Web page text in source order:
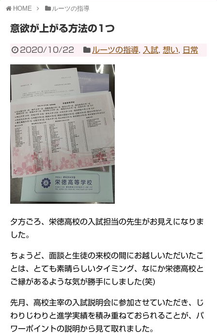
HOME ルーツの指導
意欲が上がる方法の1つ
2020/10/22 ルーツの指導 入試 ,想い 日常
夕方ごろ、栄徳高校の入試担当の先生がお見えになりま
した。
ちょうど、面談と生徒の来校の間にお越しいただいたこ
とは、とても素晴らしいタイミング、なにか栄徳高校と
ご縁があるような気が勝手にしました(笑)
先月、高校主宰の入試説明会に参加させていただき、じ
わりじわりと進学実績を積み重ねておられることが、パ
ワーポイントの説明から見て取れました。